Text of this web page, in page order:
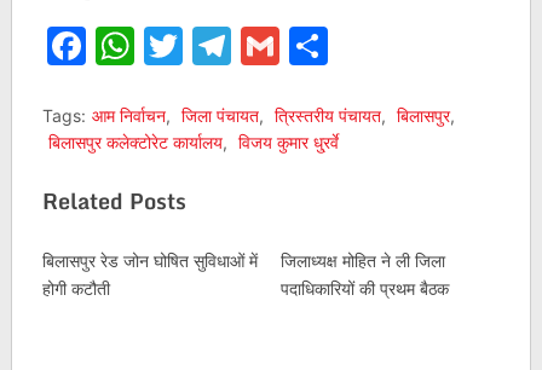
Facebook
WhatsApp
Twitter
Telegram
GmailShare
Tags: आम निर्वाचन, जिला पंचायत, त्रिस्तरीय पंचायत, बिलासपुर,
बिलासपुर कलेक्टोरेट कार्यालय, विजय कुमार धु्रर्वे
Related Posts
बिलासपुर रेड जोन घोषित सुविधाओं में
होगी कटौती
जिलाध्यक्ष मोहित ने ली जिला
पदाधिकारियों की प्रथम बैठक